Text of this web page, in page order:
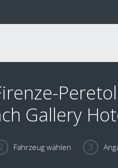
Gallery
Fahrzeug wählen